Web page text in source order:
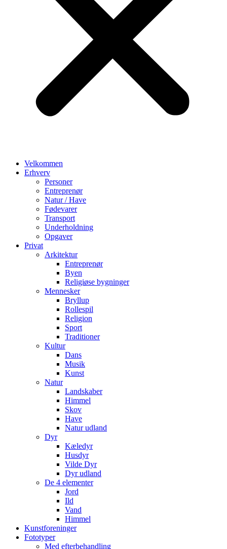
Velkommen
Erhverv
Personer
Entreprenør
Natur / Have
Fødevarer
Transport
Underholdning
Opgaver
Privat
Arkitektur
Entreprenør
Byen
Religiøse bygninger
Mennesker
Bryllup
Rollespil
Religion
Sport
Traditioner
Kultur
Dans
Musik
Kunst
Natur
Landskaber
Himmel
Skov
Have
Natur udland
Dyr
Kæledyr
Husdyr
Vilde Dyr
Dyr udland
De 4 elementer
Jord
Ild
Vand
Himmel
Kunstforeninger
Fototyper
Med efterbehandling